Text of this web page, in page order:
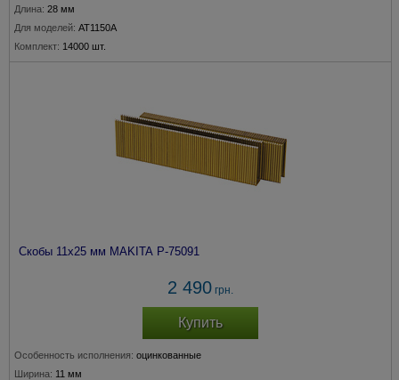
Длина: 28 мм
Для моделей: AT1150A
Комплект: 14000 шт.
Скобы 11х25 мм MAKITA P-75091
2 490 грн.
Купить
Особенность исполнения: оцинкованные
Ширина: 11 мм